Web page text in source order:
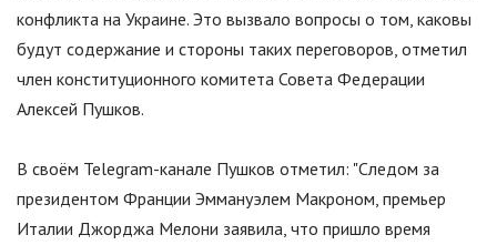
конфликта на Украине. Это вызвало вопросы о том, каковы
будут содержание и стороны таких переговоров, отметил
член конституционного комитета Совета Федерации
Алексей Пушков.
В своём Telegram-канале Пушков отметил: "Следом за
президентом Франции Эммануэлем Макроном, премьер
Италии Джорджа Мелони заявила, что пришло время